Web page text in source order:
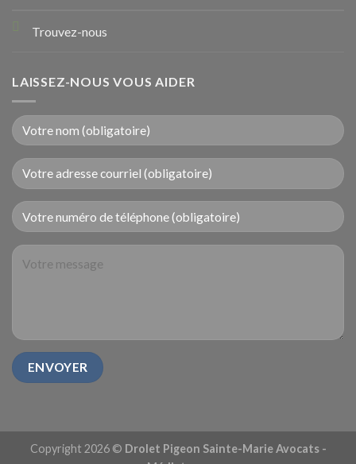
Trouvez-nous
LAISSEZ-NOUS VOUS AIDER
Copyright 2026 © Drolet Pigeon Sainte-Marie Avocats -